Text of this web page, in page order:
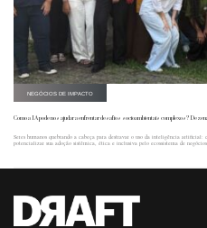
NEGÓCIOS DE IMPACTO
Como a IA pode nos ajudar a enfrentar desafios socioambientais complexos?
Seres humanos quebrando a cabeça para destravar o uso da inteligência
potencializar sua adoção sistêmica, ética e inclusiva pelo ecossistema de